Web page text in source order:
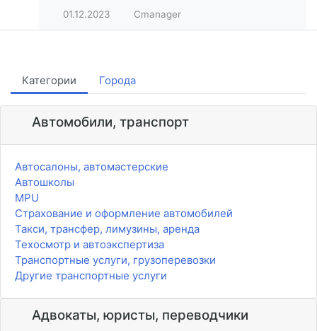
01.12.2023 Cmanager
Категории Города
Автомобили, транспорт
Автосалоны, автомастерские
Автошколы
MPU
Страхование и оформление автомобилей
Такси, трансфер, лимузины, аренда
Техосмотр и автоэкспертиза
Транспортные услуги, грузоперевозки
Другие транспортные услуги
Адвокаты, юристы, переводчики